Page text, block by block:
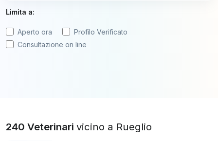
Limita a:
Aperto ora
Profilo Verificato
Consultazione on line
240 Veterinari vicino a Rueglio